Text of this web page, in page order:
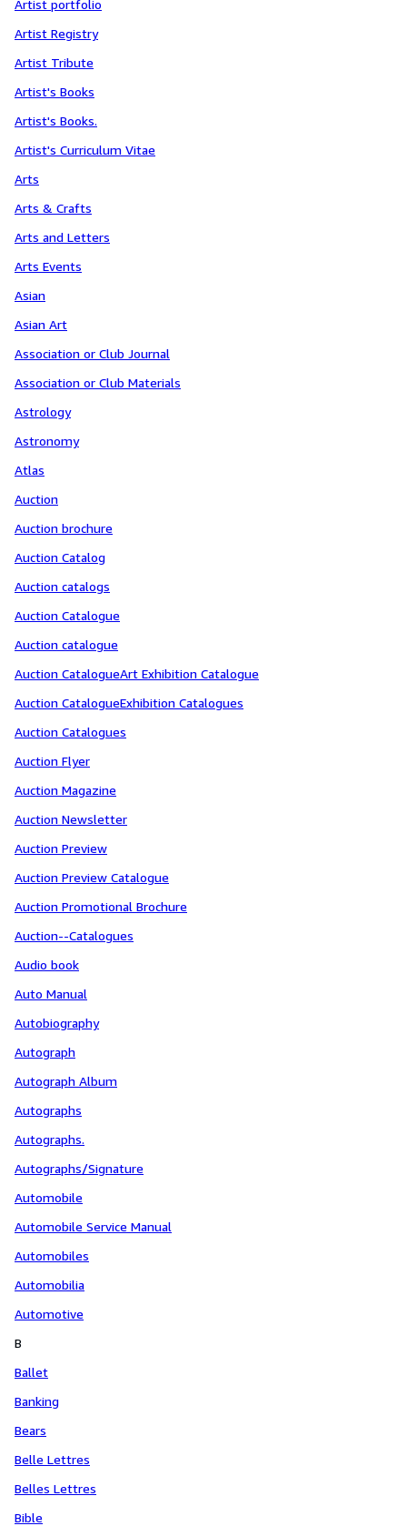
Artist portfolio
Artist Registry
Artist Tribute
Artist's Books
Artist's Books.
Artist's Curriculum Vitae
Arts
Arts & Crafts
Arts and Letters
Arts Events
Asian
Asian Art
Association or Club Journal
Association or Club Materials
Astrology
Astronomy
Atlas
Auction
Auction brochure
Auction Catalog
Auction catalogs
Auction Catalogue
Auction catalogue
Auction CatalogueArt Exhibition Catalogue
Auction CatalogueExhibition Catalogues
Auction Catalogues
Auction Flyer
Auction Magazine
Auction Newsletter
Auction Preview
Auction Preview Catalogue
Auction Promotional Brochure
Auction--Catalogues
Audio book
Auto Manual
Autobiography
Autograph
Autograph Album
Autographs
Autographs.
Autographs/Signature
Automobile
Automobile Service Manual
Automobiles
Automobilia
Automotive
B
Ballet
Banking
Bears
Belle Lettres
Belles Lettres
Bible